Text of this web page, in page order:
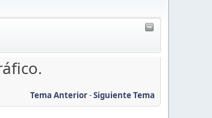
Tema Anterior-Siguiente Tema